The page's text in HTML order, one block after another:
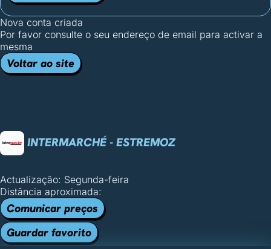
Nova conta criada
Por favor consulte o seu endereço de email para activar a
mesma
Voltar ao site
INTERMARCHÉ - ESTREMOZ
Actualização: Segunda-feira
Distância aproximada:
Comunicar preços
Guardar favorito